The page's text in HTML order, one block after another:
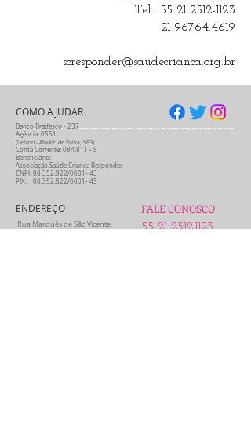
Tel.: 55 21 2512-1123
21 96764.4619
scresponder@saudecrianca.org.br
COMO AJUDAR
Banco Bradesco - 237
Agência: 0551
(Leblon - Ataulfo de Paiva, 983)
Conta Corrente: 084.811 - 5
Beneficiário:
Associação Saúde Criança Responder
CNPJ: 08.352.822/0001- 43
PIX: 08.352.822/0001- 43
ENDEREÇO FALE CONOSCO
Rua Marquês de São Vicente,
55 21 2512.1123